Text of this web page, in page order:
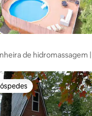
de hidromassagem
preferidos dos hóspedes